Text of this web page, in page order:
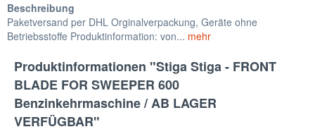
Beschreibung
Paketversand per DHL Orginalverpackung, Geräte ohne
Betriebsstoffe Produktinformation: von... mehr
Produktinformationen "Stiga Stiga - FRONT
BLADE FOR SWEEPER 600
Benzinkehrmaschine / AB LAGER
VERFÜGBAR"